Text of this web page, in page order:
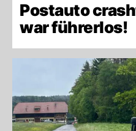
Postauto
war führerlos!